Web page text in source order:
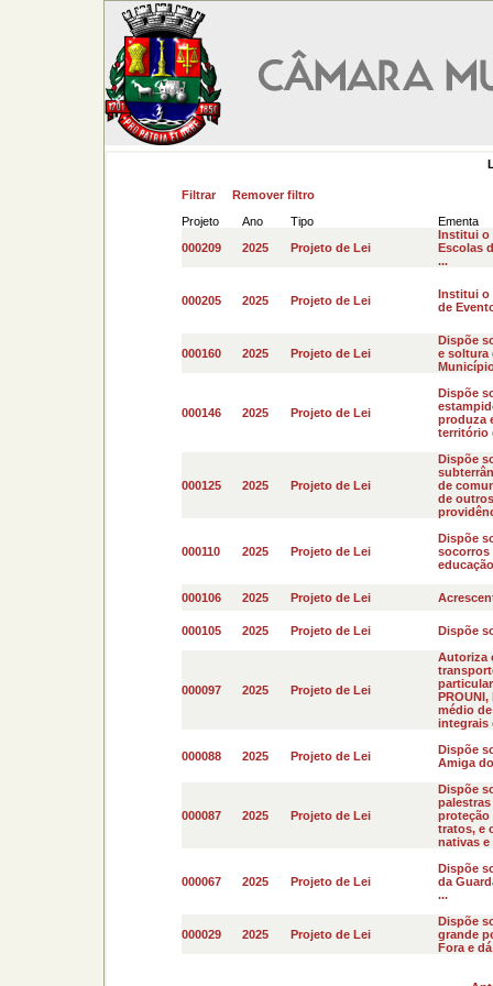
Filtrar
Remover filtro
Projeto
Ano Tipo
Ementa
000209
2025 Projeto de Lei
Institui o
Escolas
...
000205 2025 Projeto de Lei
Institui o
de
000160 2025 Projeto de Lei
Dispõe
e soltura
000146 2025 Projeto de Lei
Dispõe
produza
território
000125 2025 Projeto de Lei
Dispõe
de
de
000110 2025 Projeto de Lei
Dispõe
socorros
000106 2025 Projeto de Lei
000105 2025 Projeto de Lei Dispõe
000097 2025 Projeto de Lei
Autoriza
médio
integrais
000088 2025 Projeto de Lei
Dispõe
Amiga
000087 2025 Projeto de Lei
Dispõe
proteção
tratos, e
nativas e
000067 2025 Projeto de Lei
Dispõe
da
...
000029 2025 Projeto de Lei
Dispõe
grande
Fora e